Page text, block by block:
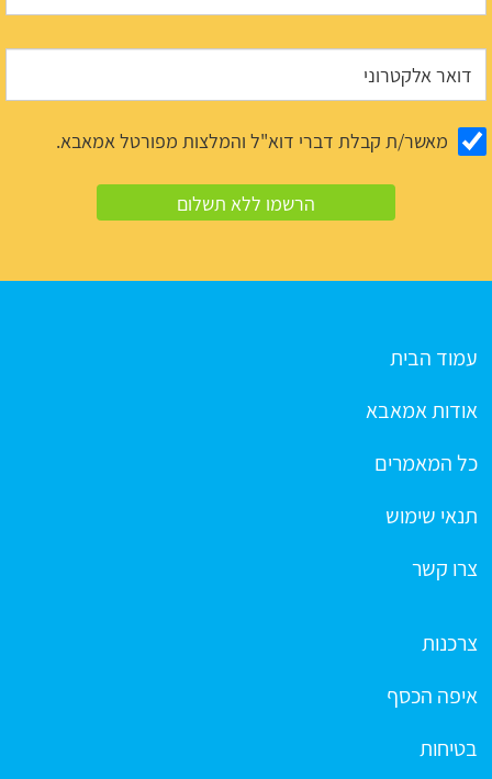
מאשר/ת קבלת דברי דוא"ל והמלצות מפורטל אמאבא.
עמוד הבית
אודות אמאבא
כל המאמרים
תנאי שימוש
צרו קשר
צרכנות
איפה הכסף
בטיחות